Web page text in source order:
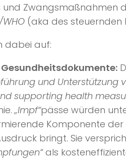
und
WHO (aka des
dabei auf:
und
supporting health
„Impf“pässe würden
Komponente
bringt. Sie
als